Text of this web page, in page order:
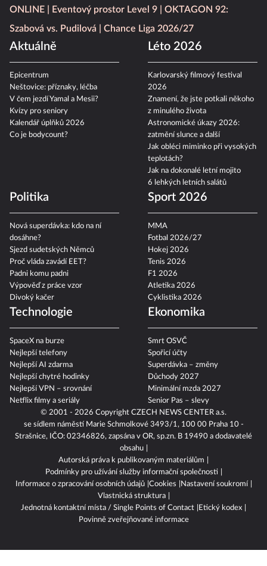
© 2001 - 2026 Copyright CZECH NEWS CENTER a.s.
se sídlem náměstí Marie Schmolkové 3493/1, 100 00 Praha 10 -
Strašnice, IČO: 02346826, zapsána v OR, sp.zn. B 19490 a dodavatelé
obsahu
Autorská práva k publikovaným materiálům
Podmínky pro užívání služby informační společnosti
Informace o zpracování osobních údajů Cookies
Nastavení soukromí
Vlastnická struktura
Jednotná kontaktní místa / Single Points of Contact
Etický kodex
Povinně zveřejňované informace
ONLINE
Eventový prostor Level 9
OKTAGON 92:
Szabová vs. Pudilová
Chance Liga 2026/27
Aktuálně
Epicentrum
Neštovice: příznaky, léčba
V čem jezdí Yamal a Mesii?
Kvízy pro seniory
Kalendář úplňků 2026
Co je bodycount?
Léto 2026
Karlovarský filmový festival
2026
Znamení, že jste potkali někoho
z minulého života
Astronomické úkazy 2026:
zatmění slunce a další
Jak obléci miminko při vysokých
teplotách?
Jak na dokonalé letní mojito
6 lehkých letních salátů
Politika
Nová superdávka: kdo na ní
dosáhne?
Sjezd sudetských Němců
Proč vláda zavádí EET?
Padni komu padni
Výpověď z práce vzor
Divoký kačer
Sport 2026
MMA
Fotbal 2026/27
Hokej 2026
Tenis 2026
F1 2026
Atletika 2026
Cyklistika 2026
Technologie
SpaceX na burze
Nejlepší telefony
Nejlepší AI zdarma
Nejlepší chytré hodinky
Nejlepší VPN – srovnání
Netflix filmy a seriály
Ekonomika
Smrt OSVČ
Spořicí účty
Superdávka – změny
Důchody 2027
Minimální mzda 2027
Senior Pas – slevy